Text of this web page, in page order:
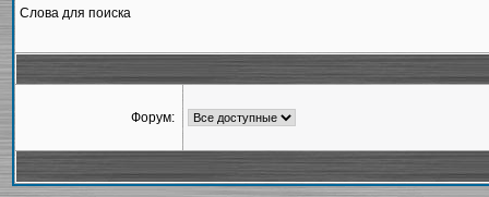
Слова для поиска
Форум: